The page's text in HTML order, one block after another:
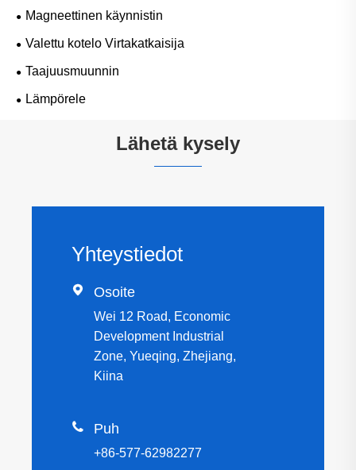
Magneettinen käynnistin
Valettu kotelo Virtakatkaisija
Taajuusmuunnin
Lämpörele
Lähetä kysely
Yhteystiedot
 Osoite
Wei 12 Road, Economic
Development Industrial
Zone, Yueqing, Zhejiang,
Kiina
 Puh
+86-577-62982277